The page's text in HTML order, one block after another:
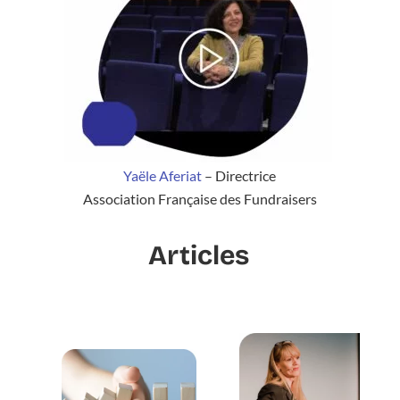
Yaële Aferiat – Directrice
Association Française des Fundraisers
Articles